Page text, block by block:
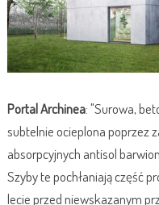
Portal Archinea: "Surowa,
subtelnie ocieplona poprzez
absorpcyjnych antisol
Szyby te pochłaniają część
lecie przed niewskazanym